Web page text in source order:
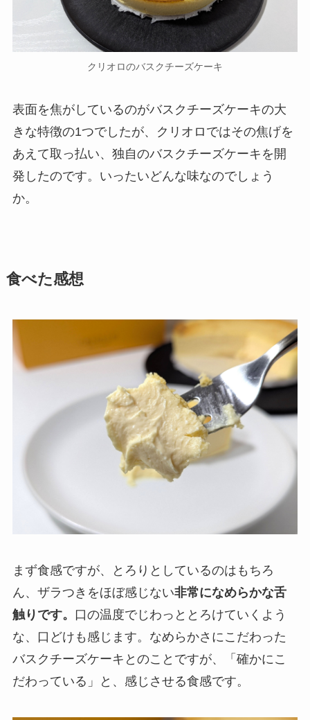
クリオロのバスクチーズケーキ
表面を焦がしているのがバスクチーズケーキの大
きな特徴の1つでしたが、クリオロではその焦げを
あえて取っ払い、独自のバスクチーズケーキを開
発したのです。いったいどんな味なのでしょう
か。
食べた感想
まず食感ですが、とろりとしているのはもちろ
ん、ザラつきをほぼ感じない非常になめらかな舌
触りです。
口の温度でじわっととろけていくよう
な、口どけも感じます。なめらかさにこだわった
バスクチーズケーキとのことですが、「確かにこ
だわっている」と、感じさせる食感です。